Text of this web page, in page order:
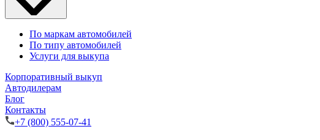
По маркам автомобилей
По типу автомобилей
Услуги для выкупа
Корпоративный выкуп
Автодилерам
Блог
Контакты
+7 (800) 555-07-41